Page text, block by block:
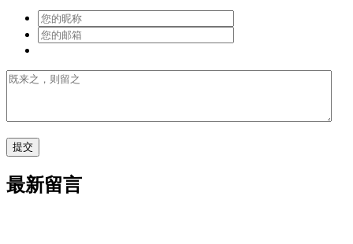
最新留言